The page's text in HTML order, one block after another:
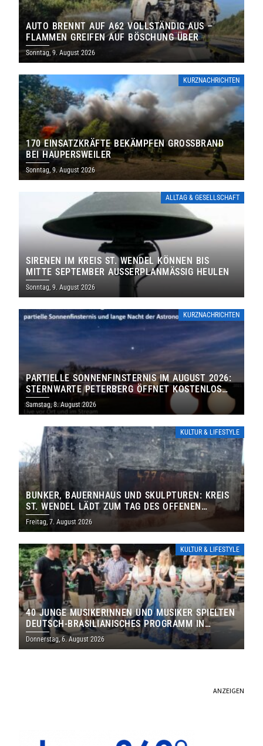
AUTO BRENNT AUF A62 VOLLSTÄNDIG AUS –
FLAMMEN GREIFEN AUF BÖSCHUNG ÜBER
Sonntag, 9. August 2026
KURZNACHRICHTEN
170 EINSATZKRÄFTE BEKÄMPFEN GROSSBRAND B
EI HAUPERSWEILER
Sonntag, 9. August 2026
ALLTAG & GESELLSCHAFT
SIRENEN IM KREIS ST. WENDEL KÖNNEN BIS
MITTE SEPTEMBER AUSSERPLANMÄSSIG HEULEN
Sonntag, 9. August 2026
KURZNACHRICHTEN
PARTIELLE SONNENFINSTERNIS IM AUGUST 2026:
STERNWARTE PETERBERG ÖFFNET KOSTENLOS
IHRE TORE
Samstag, 8. August 2026
KULTUR & LIFESTYLE
BUNKER, BAUERNHAUS UND SKULPTUREN: KREIS
ST. WENDEL LÄDT ZUM TAG DES OFFENEN
DENKMALS EIN
Freitag, 7. August 2026
KULTUR & LIFESTYLE
40 JUNGE MUSIKERINNEN UND MUSIKER SPIELTEN
DEUTSCH-BRASILIANISCHES PROGRAMM IN
THOLEY
Donnerstag, 6. August 2026
ANZEIGEN